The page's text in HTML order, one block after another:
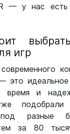
— у нас есть
игр
это
время и
подобрали
под разные
за 80